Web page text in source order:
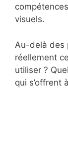
visuels.
Au-delà des
réellement
utiliser ?
qui s’offrent